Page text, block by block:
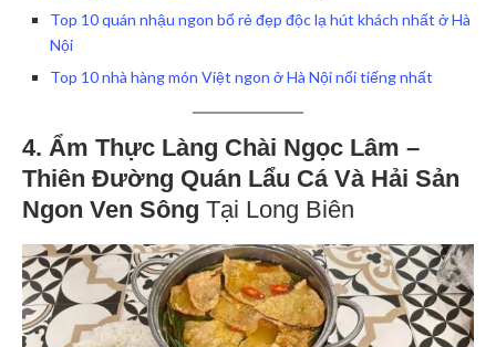
Top 10 quán nhậu ngon bổ rẻ đẹp độc lạ hút khách nhất ở Hà
Nội
Top 10 nhà hàng món Việt ngon ở Hà Nội nổi tiếng nhất
4. Ẩm Thực Làng Chài Ngọc Lâm –
Thiên Đường Quán Lẩu Cá Và Hải Sản
Ngon Ven Sông Tại Long Biên